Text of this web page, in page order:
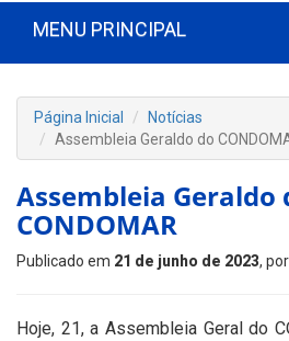
MENU PRINCIPAL
Página Inicial
Notícias
Assembleia Geraldo do
Assembleia Geraldo
CONDOMAR
Publicado em 21 de junho de 2023, por
Hoje, 21, a Assembleia Geral do